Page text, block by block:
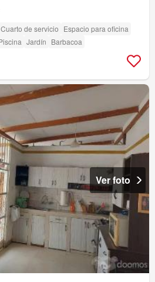
Cuarto de servicio Espacio para oficina
Jardín Barbacoa
Ver foto